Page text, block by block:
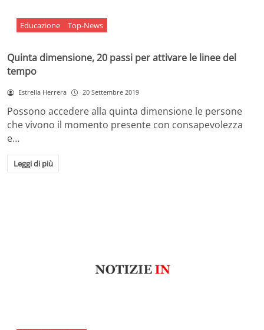
Educazione Top-News
Quinta dimensione, 20 passi per attivare le linee del
tempo
Estrella Herrera 20 Settembre 2019
Possono accedere alla quinta dimensione le persone
che vivono il momento presente con consapevolezza
e…
Leggi di più